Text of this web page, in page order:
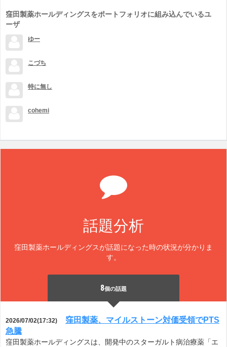
窪田製薬ホールディングスをポートフォリオに組み込んでいるユ
ーザ
ゆー
こづち
特に無し
cohemi
話題分析
窪田製薬ホールディングスが話題になった時の状況が分かりま
す。
8個の話題
2026/07/02(17:32)
窪田製薬、マイルストーン対価受領でPTS
急騰
窪田製薬ホールディングスは、開発中のスターガルト病治療薬「エ